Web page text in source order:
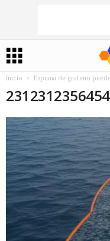
Inicio Espuma de grafeno